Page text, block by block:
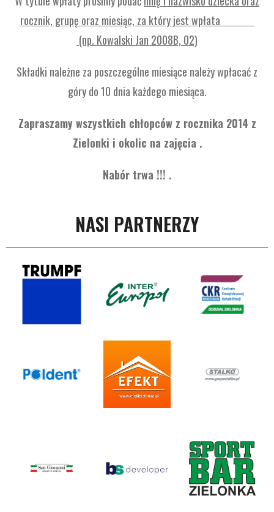
rocznik, grupę oraz miesiąc, za który jest wpłata
(np. Kowalski Jan 2008B, 02)
Składki należne za poszczególne miesiące należy wpłacać z
góry do 10 dnia każdego miesiąca.
Zapraszamy wszystkich chłopców z rocznika 2014 z
Zielonki i okolic na zajęcia .
Nabór trwa !!! .
NASI PARTNERZY